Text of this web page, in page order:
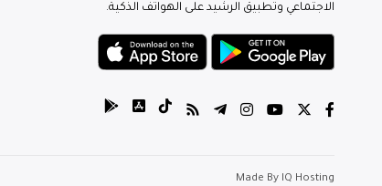
الاجتماعي وتطبيق الرشيد على الهواتف الذكية.
Made By IQ Hosting